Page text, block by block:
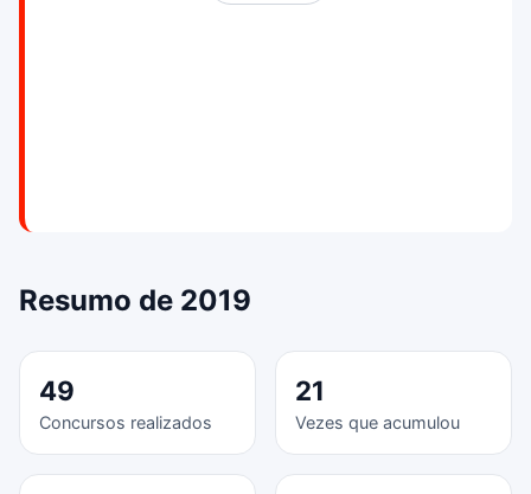
Resumo de 2019
49
Concursos realizados
21
Vezes que acumulou